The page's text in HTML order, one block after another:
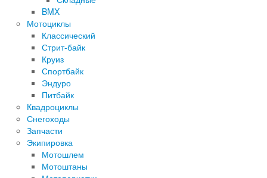
BMX
Мотоциклы
Классический
Стрит-байк
Круиз
Спортбайк
Эндуро
Питбайк
Квадроциклы
Снегоходы
Запчасти
Экипировка
Мотошлем
Мотоштаны